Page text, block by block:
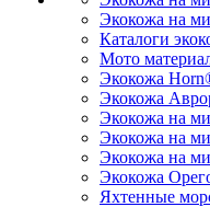
Экокожа на
Каталоги
Мото
Экокожа
Экокожа
Экокожа на
Экокожа на
Экокожа на
Экокожа
Яхтенные